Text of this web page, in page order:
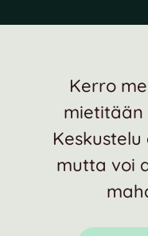
Kerro
mietitään
mutta voi